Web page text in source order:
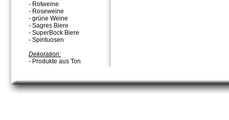
- Rotweine
- Roseweine
- grüne Weine
- Sagres Biere
- SuperBock Biere
- Spirituosen
Dekoration:
- Produkte aus Ton